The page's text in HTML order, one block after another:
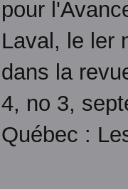
pour
Laval, le ler
dans la
4, no 3,
Québec :